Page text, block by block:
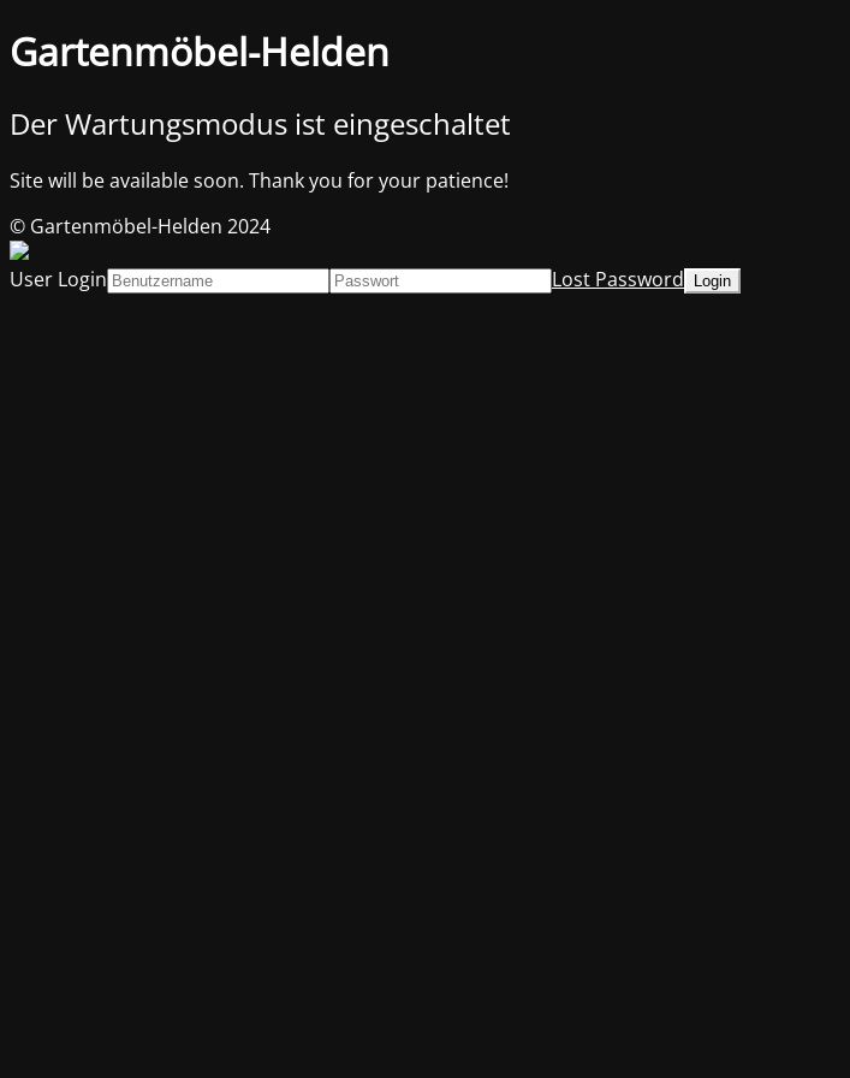
Gartenmöbel-Helden
Der Wartungsmodus ist eingeschaltet
Site will be available soon. Thank you for your patience!
© Gartenmöbel-Helden 2024
User Login
Lost Password